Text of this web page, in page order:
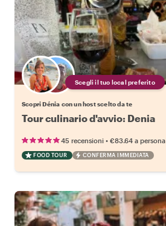
Scegli il tuo local preferito
Scopri Dénia con un host scelto da te
Tour culinario d'avvio: Denia
45 recensioni • €83.64 a persona
FOOD TOUR CONFERMA IMMEDIATA